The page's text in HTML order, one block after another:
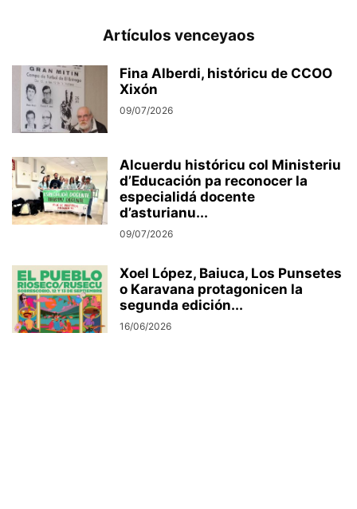
Artículos venceyaos
Fina Alberdi, históricu de CCOO
Xixón
09/07/2026
Alcuerdu históricu col Ministeriu
d’Educación pa reconocer la
especialidá docente
d’asturianu...
09/07/2026
Xoel López, Baiuca, Los Punsetes
o Karavana protagonicen la
segunda edición...
16/06/2026